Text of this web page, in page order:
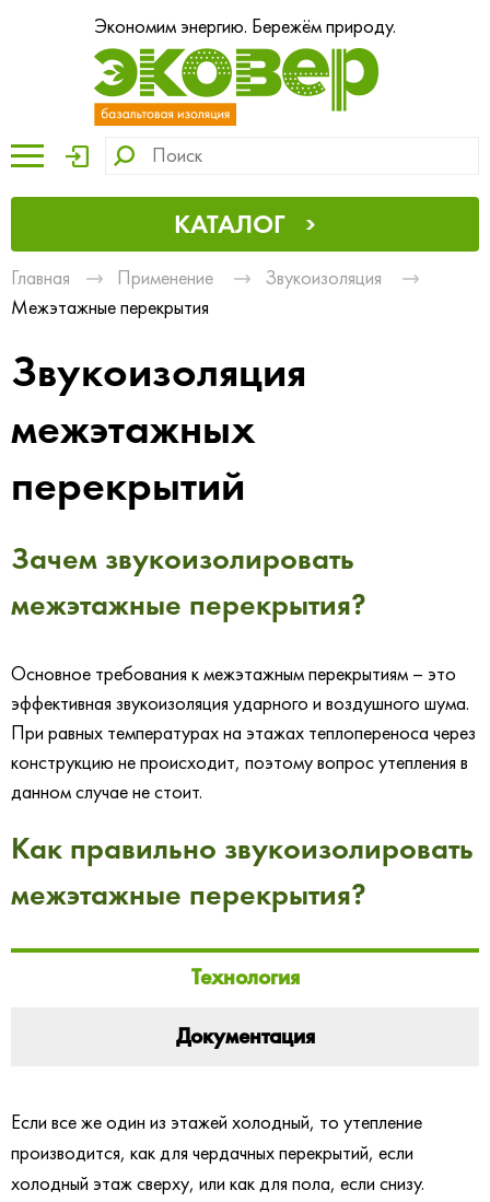
Экономим энергию. Бережём природу.
КАТАЛОГ
Главная Применение
Звукоизоляция
Межэтажные перекрытия
Звукоизоляция
межэтажных
перекрытий
Зачем звукоизолировать
межэтажные перекрытия?
Основное требования к межэтажным перекрытиям – это
эффективная звукоизоляция ударного и воздушного шума.
При равных температурах на этажах теплопереноса через
конструкцию не происходит, поэтому вопрос утепления в
данном случае не стоит.
Как правильно звукоизолировать
межэтажные перекрытия?
Технология
Документация
Если все же один из этажей холодный, то утепление
производится, как для чердачных перекрытий, если
холодный этаж сверху, или как для пола, если снизу.